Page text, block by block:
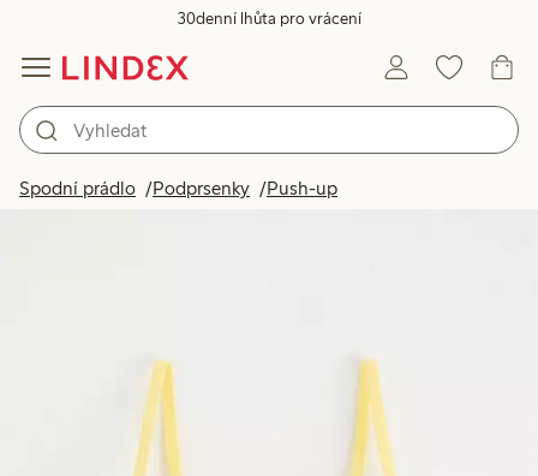
30denní lhůta pro vrácení
Spodní prádlo Podprsenky Push-up